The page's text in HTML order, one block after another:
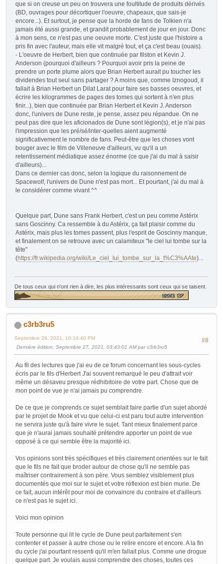
que si on creuse un peu on trouvera une foultitude de produits dérivés
(BD, ouvrages pour décortiquer l'oeuvre, chapeaux, que sais-je
encore...). Et surtout, je pense que la horde de fans de Tolkien n'a
jamais été aussi grande, et grandit probablement de jour en jour. Donc
à mon sens, ce n'est pas une oeuvre morte. C'est juste que l'histoire a
pris fin avec l'auteur, mais elle vit malgré tout, et ça c'est beau (ouais).
- L'oeuvre de Herbert, bien que continuée par filston et Kevin J.
Anderson (pourquoi d'ailleurs ? Pourquoi avoir pris la peine de
prendre un porte plume alors que Brian Herbert aurait pu toucher les
dividendes tout seul sans partager ? A moins que, comme Iznogoud, il
fallait à Brian Herbert un Dilat Larat pour faire ses basses oeuvres, et
écrire les kilogrammes de pages des tomes qui sortent à n'en plus
finir...), bien que continuée par Brian Herbert et Kevin J. Anderson
donc, l'univers de Dune reste, je pense, assez peu répandue. On ne
peut pas dire que les aficionados de Dune sont légion(s), et je n'ai pas
l'impression que les pré/sé/inter-quelles aient augmenté
significativement le nombre de fans. Peut-être que les choses vont
bouger avec le film de Villeneuve d'ailleurs, vu qu'il a un
retentissement médiatique assez énorme (ce que j'ai du mal à saisir
d'ailleurs)...
Dans ce dernier cas donc, selon la logique du raisonnement de
Spacewolf, l'univers de Dune n'est pas mort... Et pourtant, j'ai du mal à
le considérer comme vivant ^^
Quelque part, Dune sans Frank Herbert, c'est un peu comme Astérix
sans Goscinny. Ca ressemble à du Astérix, ça fait plaisir comme du
Astérix, mais plus les tomes passent, plus l'esprit de Goscinny manque,
et finalement on se retrouve avec un calamiteux "le ciel lui tombe sur la
tête"
(https://fr.wikipedia.org/wiki/Le_ciel_lui_tombe_sur_la_t%C3%AAte)...
De tous ceux qui n'ont rien à dire, les plus intéressants sont ceux qui se taisent.
c3rb3ru5
#8
Septembre 26, 2021, 10:14:40 PM
Dernière édition: Septembre 27, 2021, 03:43:01 AM par c3rb3ru5
Au fil des lectures que j'ai eu de ce forum concernant les sous-cycles
écris par le fils d'Herbert J'ai souvent remarqué le peu d'attrait voir
même un désaveu presque rédhibitoire de votre part. Chose que de
mon point de vue je n'ai jamais pu comprendre.
De ce que je comprends ce sujet semblait faire partie d'un sujet abordé
par le projet de Mook et vu que celui-ci est paru tout autre intervention
ne servira juste qu'à faire vivre le sujet. Tant mieux finalement parce
que je n'aurai jamais souhaité prétendre apporter un point de vue
opposé à ce qui semble être la majorité ici.
Vos opinions sont très spécifiques et très clairement orientées sur le fait
que le fils ne fait que broder autour de chose qu'il ne semble pas
maîtriser contrairement à son père. Vous semblez visiblement plus
documentés que moi sur le sujet et votre réflexion est bien murie. De
ce fait, aucun intérêt pour moi de convaincre du contraire et d'ailleurs
ce n'est pas le sujet ici.
Voici mon opinion
Toute personne qui lit le cycle de Dune peut parfaitement s'en
contenter et passer à autre chose ou le relire encore et encore. A la fin
du cycle j'ai pourtant ressenti qu'il m'en fallait plus. Comme une drogue
quelque part. Je voulais aussi comprendre des choses, toutes ces